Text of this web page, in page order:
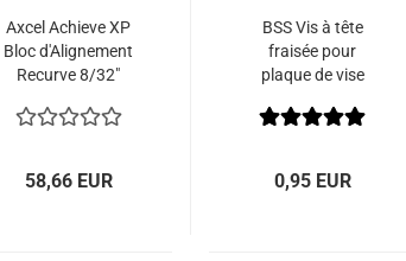
Axcel Achieve XP
Bloc d'Alignement
Recurve 8/32"
58,66 EUR
BSS Vis à tête
fraisée pour
plaque de vise
3/4"
0,95 EUR